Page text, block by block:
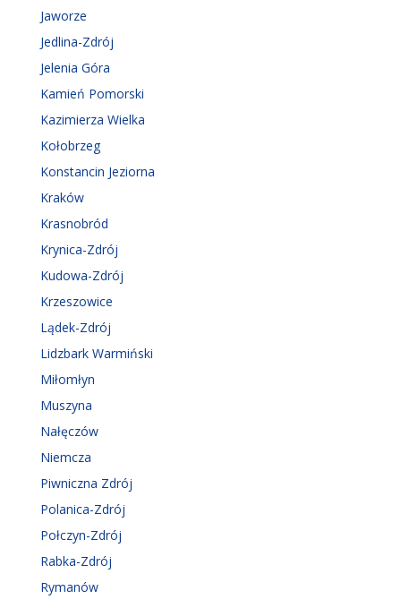
Jaworze
Jedlina-Zdrój
Jelenia Góra
Kamień Pomorski
Kazimierza Wielka
Kołobrzeg
Konstancin Jeziorna
Kraków
Krasnobród
Krynica-Zdrój
Kudowa-Zdrój
Krzeszowice
Lądek-Zdrój
Lidzbark Warmiński
Miłomłyn
Muszyna
Nałęczów
Niemcza
Piwniczna Zdrój
Polanica-Zdrój
Połczyn-Zdrój
Rabka-Zdrój
Rymanów